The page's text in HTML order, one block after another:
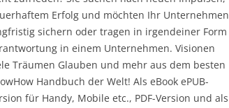
Erfolg und möchten Ihr Unternehmen
sichern oder tragen in irgendeiner Form
in einem Unternehmen. Visionen
Träumen Glauben und mehr aus dem besten
Handbuch der Welt! Als eBook ePUB-
für Handy, Mobile etc., PDF-Version und als